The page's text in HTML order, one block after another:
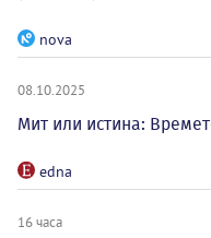
nova
08.10.2025
Мит или истина:
edna
16 часа